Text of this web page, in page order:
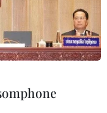
nhận định đợt
chóng lây lan
ở trong các